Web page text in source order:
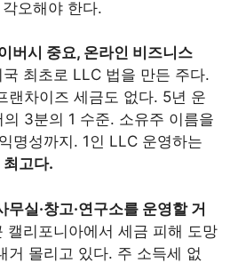
오해야 한다.
버시 중요, 온라인 비즈니스
국 최초로 LLC 법을 만든 주다.
랜차이즈 세금도 없다. 5년 운
3분의 1 수준. 소유주 이름을
명성까지. 1인 LLC 운영하는
최고다.
무실·창고·연구소를 운영할 거
캘리포니아에서 세금 피해 도망
거 몰리고 있다. 주 소득세 없